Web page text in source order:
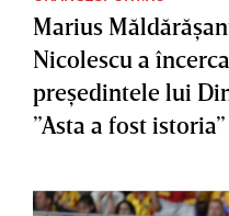
Marius
Nicolescu a
preşedintele lui
”Asta a fost istoria”